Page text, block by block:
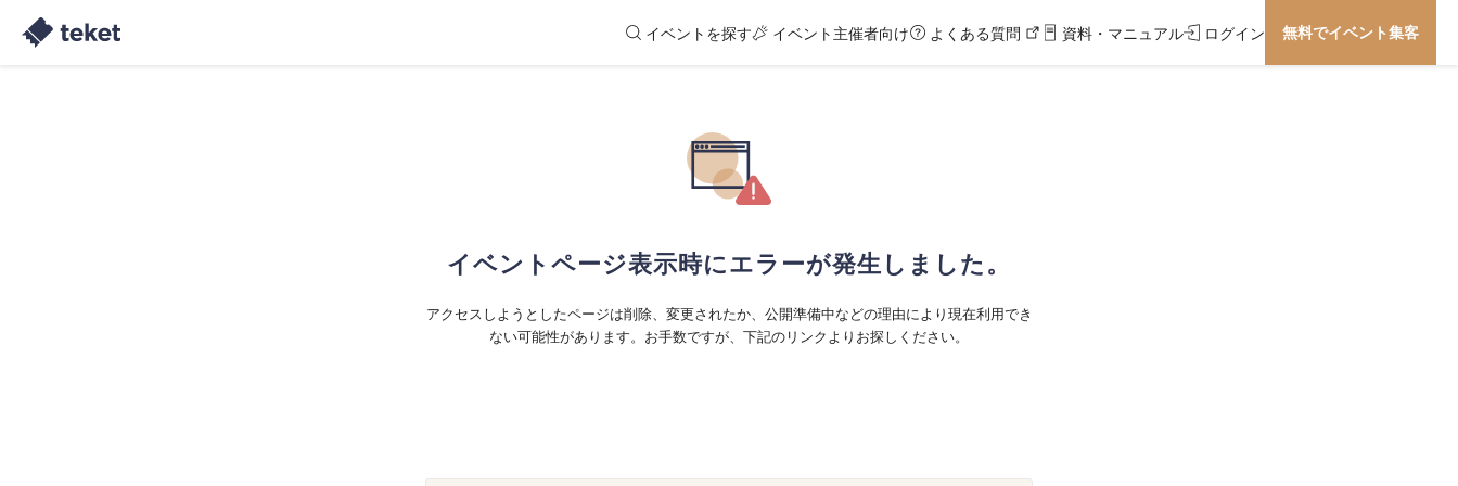
イベントを探す イベント主催者向け よくある質問 資料・マニュアル ログイン 無料でイベント集客
イベントページ表示時にエラーが発生しました。
アクセスしようとしたページは削除、変更されたか、公開準備中などの理由により現在利用でき
ない可能性があります。お手数ですが、下記のリンクよりお探しください。